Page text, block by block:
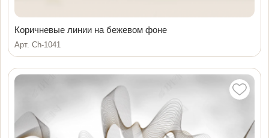
Коричневые линии на бежевом фоне
Арт. Ch-1041